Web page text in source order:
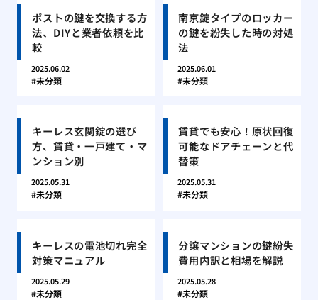
ポストの鍵を交換する方
法、DIYと業者依頼を比
較
2025.06.02
未分類
南京錠タイプのロッカー
の鍵を紛失した時の対処
法
2025.06.01
未分類
キーレス玄関錠の選び
方、賃貸・一戸建て・マ
ンション別
2025.05.31
未分類
賃貸でも安心！原状回復
可能なドアチェーンと代
替策
2025.05.31
未分類
キーレスの電池切れ完全
対策マニュアル
2025.05.29
未分類
分譲マンションの鍵紛失
費用内訳と相場を解説
2025.05.28
未分類